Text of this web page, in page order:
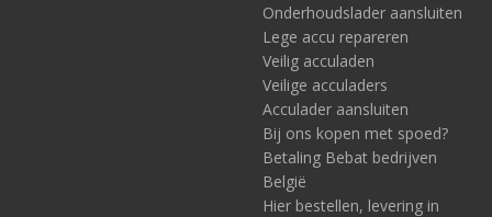
Onderhoudslader aansluiten
Lege accu repareren
Veilig acculaden
Veilige acculaders
Acculader aansluiten
Bij ons kopen met spoed?
Betaling Bebat bedrijven
België
Hier bestellen, levering in